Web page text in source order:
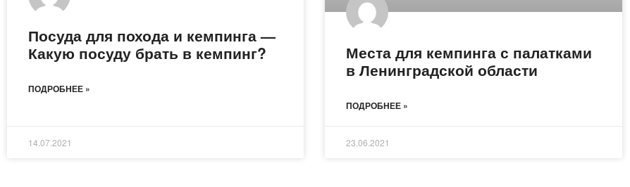
Посуда для похода и кемпинга —
Какую посуду брать в кемпинг?
ПОДРОБНЕЕ »
14.07.2021
Места для кемпинга с палатками
в Ленинградской области
ПОДРОБНЕЕ »
23.06.2021